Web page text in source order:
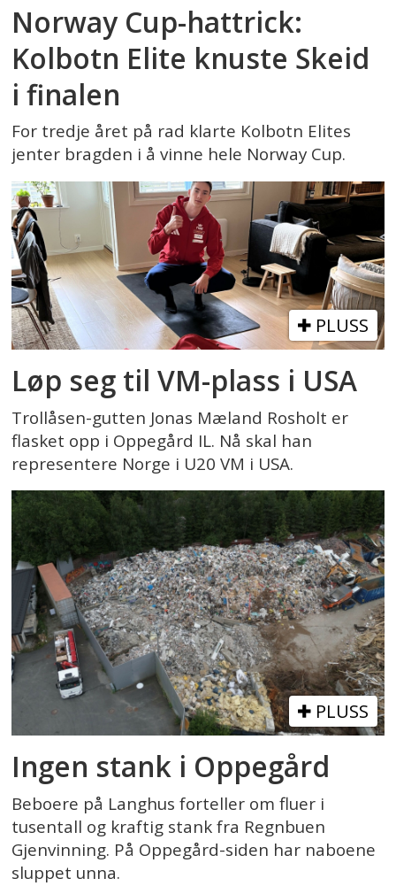
Norway Cup-hattrick:
Kolbotn Elite knuste Skeid
i finalen
For tredje året på rad klarte Kolbotn Elites
jenter bragden i å vinne hele Norway Cup.
PLUSS
Løp seg til VM-plass i USA
Trollåsen-gutten Jonas Mæland Rosholt er
flasket opp i Oppegård IL. Nå skal han
representere Norge i U20 VM i USA.
PLUSS
Ingen stank i Oppegård
Beboere på Langhus forteller om fluer i
tusentall og kraftig stank fra Regnbuen
Gjenvinning. På Oppegård-siden har naboene
sluppet unna.